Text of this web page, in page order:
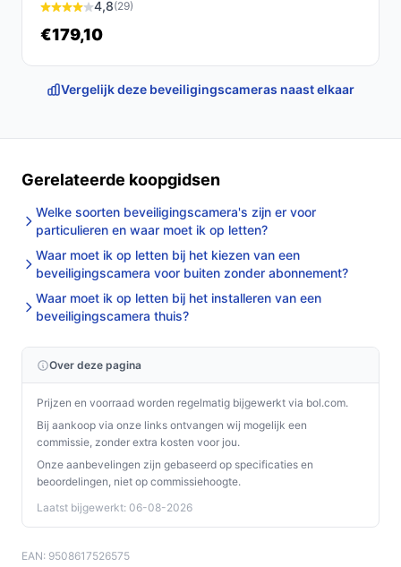
montageplek is daarom belangrijk.
Veelgestelde vragen
Is dit geschikt voor thuisgebruik / intensief gebruik /
Voor thuisgebruik en dagelijks gebruik kan het geschikt
betrouwbaar Wi‑Fi is. De camera heeft nachtzicht en
een bewegingssensor, wat nuttig is voor regulier
bewakingsgebruik. Als je intensief professionele
monitoring zoekt of specifieke IP‑camera functies,
controleer dan de volledige specificaties omdat er geen
extra IP‑camera functies zijn vermeld.
Waar moet ik op letten bij onderhoud?
Controleer regelmatig de zonnepanelen op vuil en de
lens op stof of vlekken. Test periodiek de
Wi‑Fi‑verbinding en de audiofunctie via de app.
Raadpleeg de handleiding voor montage- en
reinigingsaanwijzingen.
Wat is de belangrijkste afweging bij dit type product?
De hoofdafweging is flexibiliteit versus functie: zonne-
maar vereist voldoende zonlicht; daarnaast biedt deze
4,8(29)
€179,10
Vergelijk deze beveiligingscameras naast elkaar
Gerelateerde koopgidsen
Welke soorten beveiligingscamera's zijn er voor
particulieren en waar moet ik op letten?
Waar moet ik op letten bij het kiezen van een
beveiligingscamera voor buiten zonder abonnement?
Waar moet ik op letten bij het installeren van een
beveiligingscamera thuis?
Over deze pagina
Prijzen en voorraad worden regelmatig bijgewerkt via bol.com.
Bij aankoop via onze links ontvangen wij mogelijk een
commissie, zonder extra kosten voor jou.
Onze aanbevelingen zijn gebaseerd op specificaties en
beoordelingen, niet op commissiehoogte.
Laatst bijgewerkt: 06-08-2026
EAN: 9508617526575